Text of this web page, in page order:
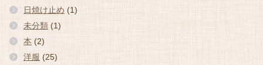
日焼け止め (1)
未分類 (1)
本 (2)
洋服 (25)